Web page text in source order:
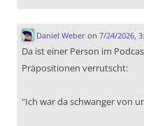
Daniel Weberon 7/24/2026,
Da ist einer Person im
Präpositionen verrutscht:
"Ich war da schwanger von